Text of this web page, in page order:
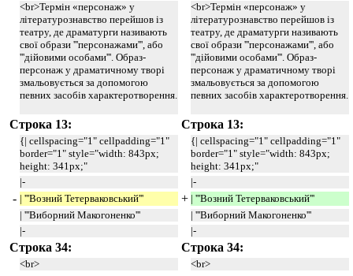
<br>Термін «персонаж» у
літературознавство перейшов із
театру, де драматурги називають
свої образи '''персонажами''', або
'''дійовими особами'''. Образ-
персонаж у драматичному творі
змальовується за допомогою
певних засобів характеротворення.
<br>Термін «персонаж» у
літературознавство перейшов із
театру, де драматурги називають
свої образи '''персонажами''', або
'''дійовими особами'''. Образ-
персонаж у драматичному творі
змальовується за допомогою
певних засобів характеротворення.
Строка 13: Строка 13:
{| cellspacing="1" cellpadding="1"
border="1" style="width: 843px;
height: 341px;"
{| cellspacing="1" cellpadding="1"
border="1" style="width: 843px;
height: 341px;"
|-
|-
- | '''Возний Тетерваковський''' + | '''Возний Тетерваковський'''
| '''Виборний Макогоненко'''
| '''Виборний Макогоненко'''
|-
|-
Строка 34: Строка 34:
<br> <br>